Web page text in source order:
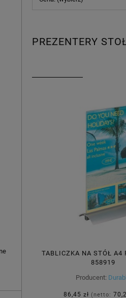
PREZENTERY
TABLICZKA NA STÓŁ A4
858919
Producent:
86,45 zł (netto: